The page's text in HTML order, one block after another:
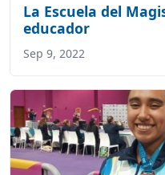
La Escuela del
educador
Sep 9, 2022